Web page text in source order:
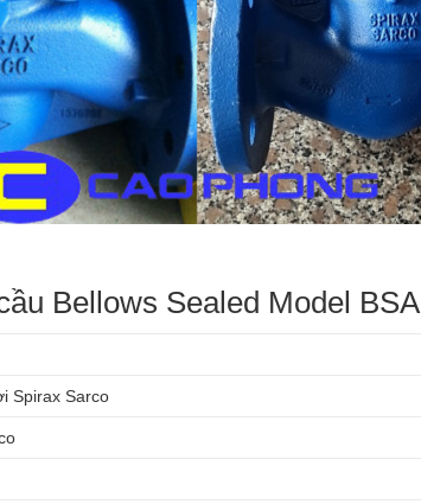
Bellows Sealed Model BSA
Spirax Sarco